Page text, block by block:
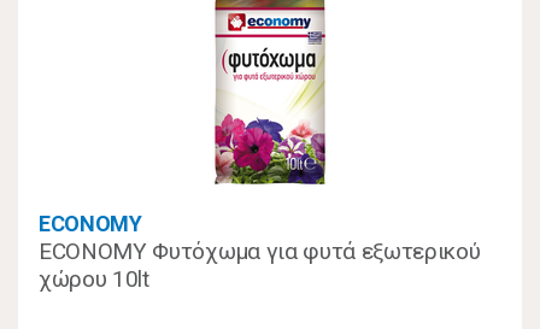
ECONOMY
ECONOMY Φυτόχωμα για φυτά εξωτερικού
χώρου 10lt